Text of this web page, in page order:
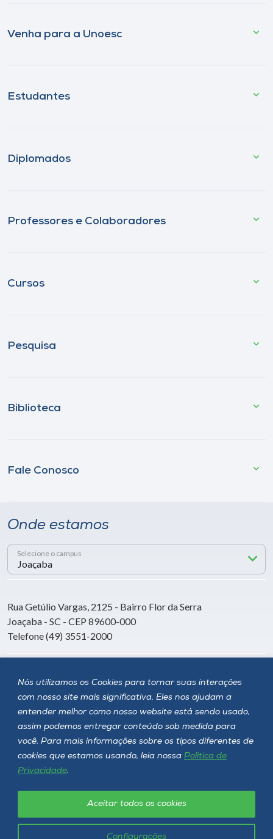
Nós utilizamos os Cookies para tornar suas interações
com nosso site mais significativa. Eles nos ajudam a
entender melhor como nosso website está sendo usado,
assim podemos entregar conteúdo sob medida para
você. Para mais informações sobre os tipos diferentes de
cookies que estamos usando, leia nossa Política de
Privacidade.
Configurações
Aceitar todos os cookies
Venha para a Unoesc
Estudantes
Diplomados
Professores e Colaboradores
Cursos
Pesquisa
Biblioteca
Fale Conosco
Onde estamos
Selecione o campus
Rua Getúlio Vargas, 2125 - Bairro Flor da Serra
Joaçaba - SC - CEP 89600-000
Telefone (49) 3551-2000
Siga a Unoesc
Unoesc © 2026 - Todos os direitos reservados
Política de privacidade LGPD